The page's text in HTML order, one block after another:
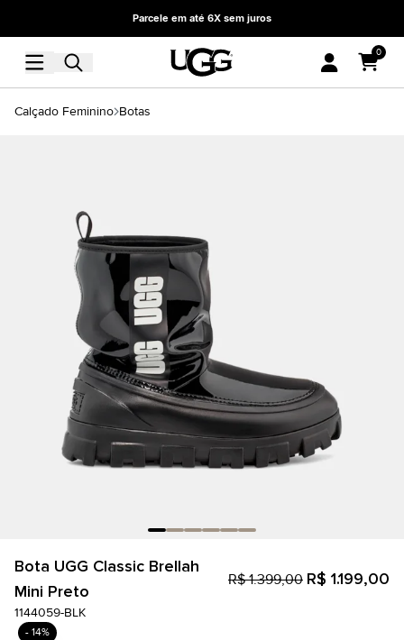
Parcele em até 6X sem juros
0
Calçado Feminino Botas
Bota UGG Classic Brellah
Mini Preto
R$ 1.399,00 R$ 1.199,00
1144059-BLK
- 14%